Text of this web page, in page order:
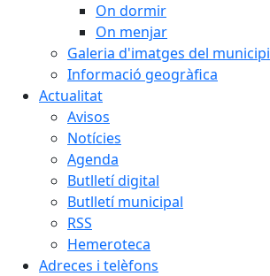
On dormir
On menjar
Galeria d'imatges del municipi
Informació geogràfica
Actualitat
Avisos
Notícies
Agenda
Butlletí digital
Butlletí municipal
RSS
Hemeroteca
Adreces i telèfons